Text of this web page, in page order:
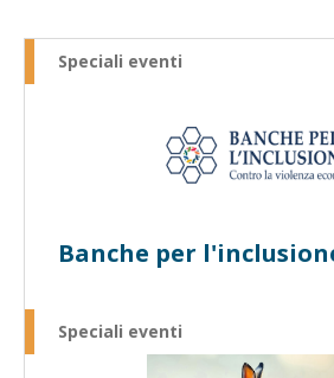
Speciali eventi
Banche per
Speciali eventi